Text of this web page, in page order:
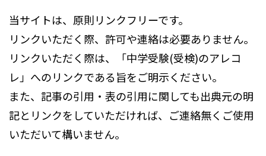
当サイトは、原則リンクフリーです。
リンクいただく際、許可や連絡は必要ありません。
リンクいただく際は、「中学受験(受検)のアレコ
レ」へのリンクである旨をご明示ください。
また、記事の引用・表の引用に関しても出典元の明
記とリンクをしていただければ、ご連絡無くご使用
いただいて構いません。